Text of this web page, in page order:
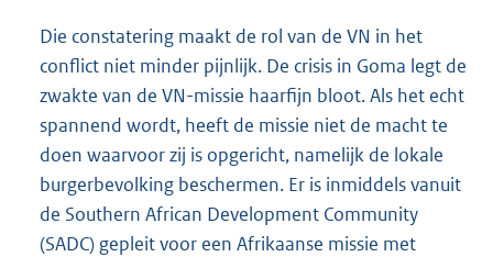
Die constatering maakt de rol van de VN in het
conflict niet minder pijnlijk. De crisis in Goma legt de
zwakte van de VN-missie haarfijn bloot. Als het echt
spannend wordt, heeft de missie niet de macht te
doen waarvoor zij is opgericht, namelijk de lokale
burgerbevolking beschermen. Er is inmiddels vanuit
de Southern African Development Community
(SADC) gepleit voor een Afrikaanse missie met